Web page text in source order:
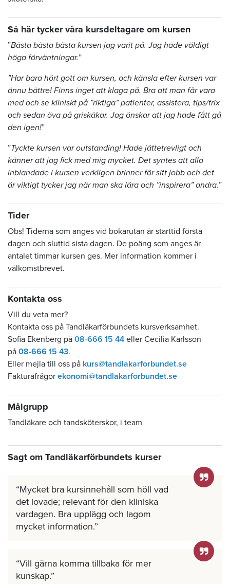
Så här tycker våra kursdeltagare om kursen
”Bästa bästa bästa kursen jag varit på. Jag hade väldigt
höga förväntningar.”
”Har bara hört gott om kursen, och känsla efter kursen var
ännu bättre! Finns inget att klaga på. Bra att man får vara
med och se kliniskt på ”riktiga” patienter, assistera, tips/trix
och sedan öva på griskäkar. Jag önskar att jag hade fått gå
den igen!”
”Tyckte kursen var outstanding! Hade jättetrevligt och
känner att jag fick med mig mycket. Det syntes att alla
inblandade i kursen verkligen brinner för sitt jobb och det
är viktigt tycker jag när man ska lära och ”inspirera” andra.”
Tider
Obs! Tiderna som anges vid bokarutan är starttid första
dagen och sluttid sista dagen. De poäng som anges är
antalet timmar kursen ges. Mer information kommer i
välkomstbrevet.
Kontakta oss
Vill du veta mer?
Kontakta oss på Tandläkarförbundets kursverksamhet.
Sofia Ekenberg på 08-666 15 44 eller Cecilia Karlsson
på 08-666 15 43.
Eller mejla till oss på kurs@tandlakarforbundet.se
Fakturafrågor ekonomi@tandlakarforbundet.se
Målgrupp
Tandläkare och tandsköterskor, i team
Sagt om Tandläkarförbundets kurser
Mycket bra kursinnehåll som höll vad
det lovade; relevant för den kliniska
vardagen. Bra upplägg och lagom
mycket information.
Vill gärna komma tillbaka för mer
kunskap.